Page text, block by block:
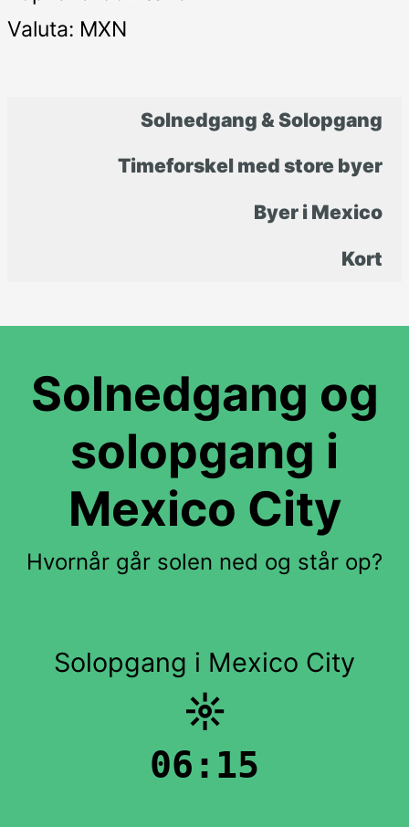
Valuta: MXN
Solnedgang & Solopgang
Timeforskel med store byer
Byer i Mexico
Kort
Solnedgang og
solopgang i
Mexico City
Hvornår går solen ned og står op?
Solopgang i Mexico City
☼
06:15